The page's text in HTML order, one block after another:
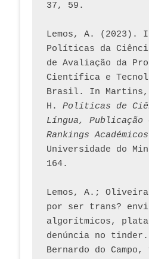
37, 59.
Lemos, A. (2023).
Políticas da
de Avaliação da
Científica e
Brasil. In
H. Políticas de
Língua,
Rankings Académicos
Universidade do
164.
Lemos, A.;
por ser trans?
algorítmicos,
denúncia no tinder.
Bernardo do